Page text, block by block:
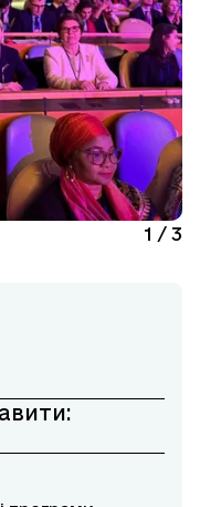
1 / 3